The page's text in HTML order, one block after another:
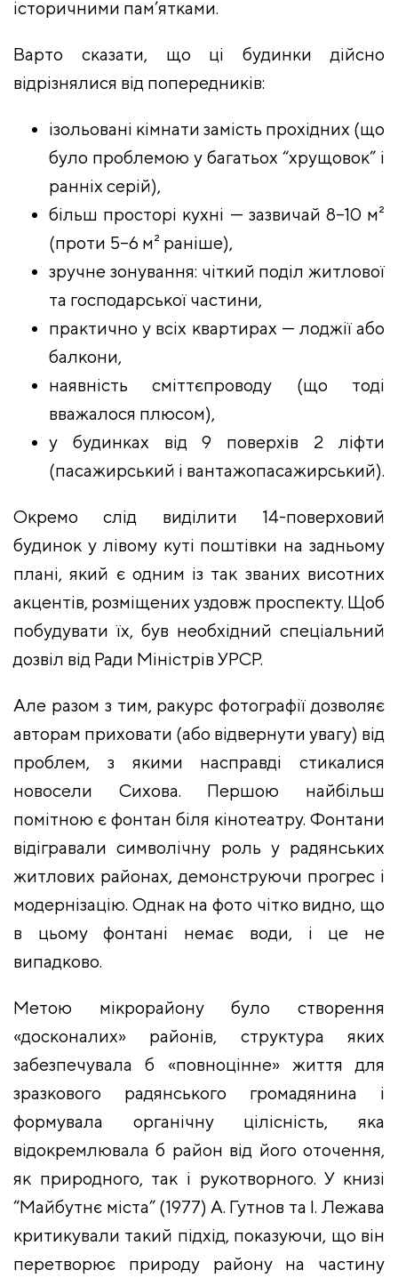
історичними пам’ятками.
Варто сказати, що ці будинки дійсно
відрізнялися від попередників:
ізольовані кімнати замість прохідних (що
було проблемою у багатьох “хрущовок” і
ранніх серій),
більш просторі кухні — зазвичай 8–10 м²
(проти 5–6 м² раніше),
зручне зонування: чіткий поділ житлової
та господарської частини,
практично у всіх квартирах — лоджії або
балкони,
наявність сміттєпроводу (що тоді
вважалося плюсом),
у будинках від 9 поверхів 2 ліфти
(пасажирський і вантажопасажирський).
Окремо слід виділити 14-поверховий
будинок у лівому куті поштівки на задньому
плані, який є одним із так званих висотних
акцентів, розміщених уздовж проспекту. Щоб
побудувати їх, був необхідний спеціальний
дозвіл від Ради Міністрів УРСР.
Але разом з тим, ракурс фотографії дозволяє
авторам приховати (або відвернути увагу) від
проблем, з якими насправді стикалися
новосели Сихова. Першою найбільш
помітною є фонтан біля кінотеатру. Фонтани
відігравали символічну роль у радянських
житлових районах, демонструючи прогрес і
модернізацію. Однак на фото чітко видно, що
в цьому фонтані немає води, і це не
випадково.
Метою мікрорайону було створення
«досконалих» районів, структура яких
забезпечувала б «повноцінне» життя для
зразкового радянського громадянина і
формувала органічну цілісність, яка
відокремлювала б район від його оточення,
як природного, так і рукотворного. У книзі
“Майбутнє міста” (1977) А. Гутнов та І. Лежава
критикували такий підхід, показуючи, що він
перетворює природу району на частину